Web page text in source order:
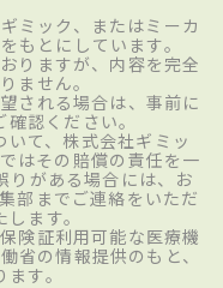
ミック、またはミーカ
もとにしています。
りますが、内容を完全
ません。
される場合は、事前に
認ください。
て、株式会社ギミッ
はその賠償の責任を一
りがある場合には、お
部までご連絡をいただ
ます。
険証利用可能な医療機
省の情報提供のもと、
す。